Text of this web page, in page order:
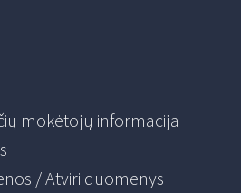
mokėtojų informacija
/ Atviri duomenys